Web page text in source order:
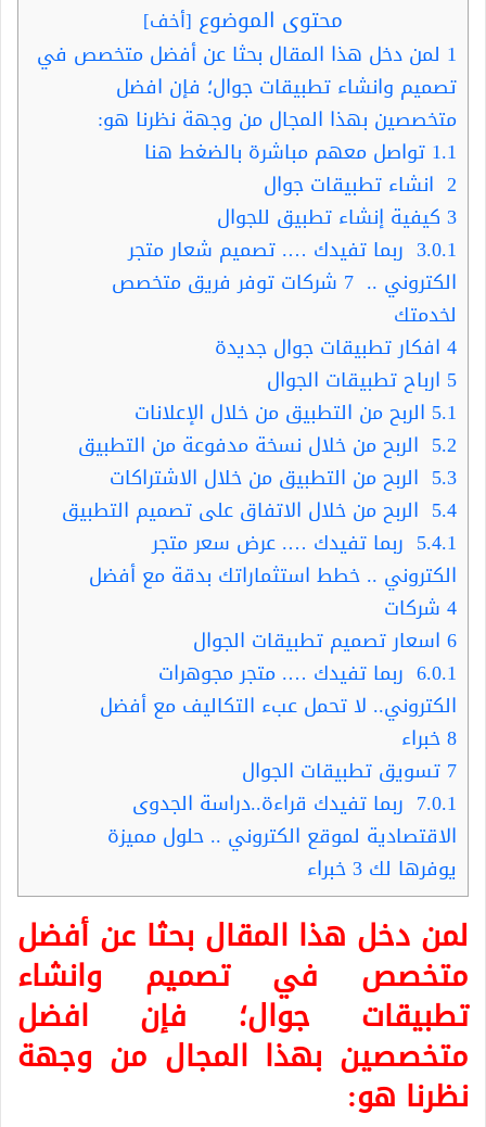
محتوى الموضوع [أخف]
1 لمن دخل هذا المقال بحثا عن أفضل متخصص في
تصميم وانشاء تطبيقات جوال؛ فإن افضل
متخصصين بهذا المجال من وجهة نظرنا هو:
1.1 تواصل معهم مباشرة بالضغط هنا
2 انشاء تطبيقات جوال
3 كيفية إنشاء تطبيق للجوال
3.0.1 ربما تفيدك …. تصميم شعار متجر
الكتروني .. 7 شركات توفر فريق متخصص
لخدمتك
4 افكار تطبيقات جوال جديدة
5 ارباح تطبيقات الجوال
5.1 الربح من التطبيق من خلال الإعلانات
5.2 الربح من خلال نسخة مدفوعة من التطبيق
5.3 الربح من التطبيق من خلال الاشتراكات
5.4 الربح من خلال الاتفاق على تصميم التطبيق
5.4.1 ربما تفيدك …. عرض سعر متجر
الكتروني .. خطط استثماراتك بدقة مع أفضل
4 شركات
6 اسعار تصميم تطبيقات الجوال
6.0.1 ربما تفيدك …. متجر مجوهرات
الكتروني.. لا تحمل عبء التكاليف مع أفضل
8 خبراء
7 تسويق تطبيقات الجوال
7.0.1 ربما تفيدك قراءة..دراسة الجدوى
الاقتصادية لموقع الكتروني .. حلول مميزة
يوفرها لك 3 خبراء
لمن دخل هذا المقال بحثا عن أفضل
متخصص في تصميم وانشاء
تطبيقات جوال؛ فإن افضل
متخصصين بهذا المجال من وجهة
نظرنا هو: